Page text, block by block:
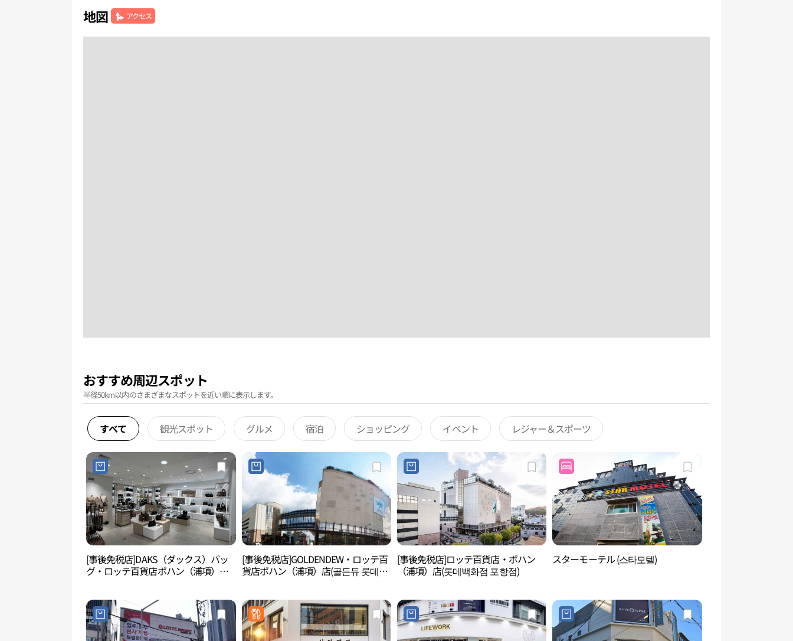
地図 アクセス
おすすめ周辺スポット
半径50km以内のさまざまなスポットを近い順に表示します。
すべて 観光スポット グルメ 宿泊 ショッピング イベント レジャー＆スポーツ
[事後免税店]DAKS（ダックス）バッ
グ・ロッテ百貨店ポハン（浦項）店
[事後免税店]GOLDENDEW・ロッテ百
貨店ポハン（浦項）店(골든듀 롯데백
[事後免税店]ロッテ百貨店・ポハン
（浦項）店(롯데백화점 포항점)
スターモーテル (스타모텔)